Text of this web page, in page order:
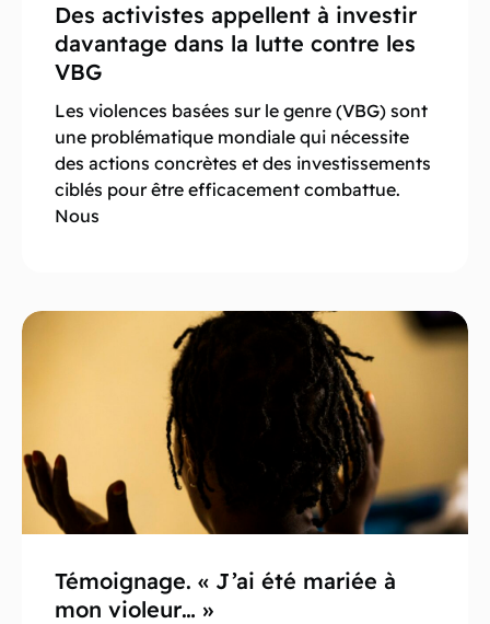
Des activistes appellent à investir
davantage dans la lutte contre les
VBG
Les violences basées sur le genre (VBG) sont
une problématique mondiale qui nécessite
des actions concrètes et des investissements
ciblés pour être efficacement combattue.
Nous
Témoignage. « J’ai été mariée à
mon violeur… »